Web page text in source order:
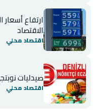
ارتفاع أسعار
الاقتصاد
اقتصاد محلي
صيدليات
اقتصاد محلي